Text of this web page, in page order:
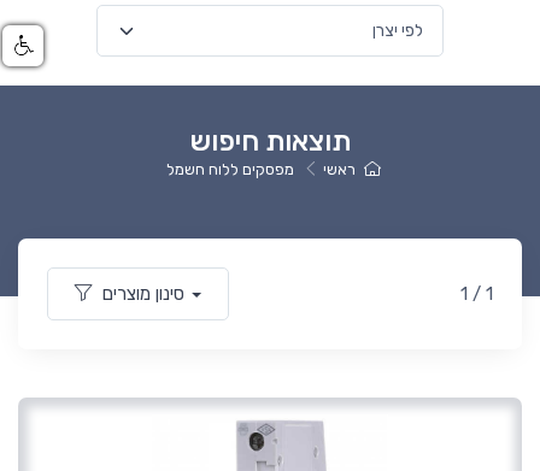
תוצאות חיפוש
ראשי מפסקים ללוח חשמל
סינון מוצרים 1 / 1